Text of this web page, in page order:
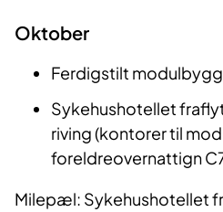
Oktober
Ferdigstilt
Sykehushotellet
riving (kontorer til
foreldreovernattign
Milepæl: Sykehushotellet